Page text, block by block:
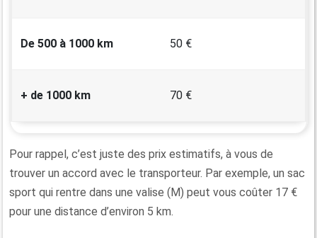
De 500 à 1000 km 50 €
+ de 1000 km 70 €
Pour rappel, c’est juste des prix estimatifs, à vous de
trouver un accord avec le transporteur. Par exemple, un sac
sport qui rentre dans une valise (M) peut vous coûter 17 €
pour une distance d’environ 5 km.